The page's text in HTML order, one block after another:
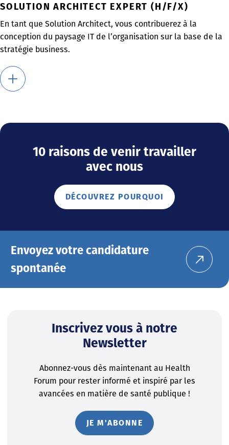
SOLUTION ARCHITECT EXPERT (H/F/X)
En tant que Solution Architect, vous contribuerez à la
conception du paysage IT de l’organisation sur la base de la
stratégie business.
10 raisons de venir travailler
avec nous
DÉCOUVREZ POURQUOI
Envoyez votre candidature
spontanée
Inscrivez vous à notre
Newsletter
Abonnez-vous dès maintenant au Health
Forum pour rester informé et inspiré par les
avancées en matière de santé publique !
JE M'ABONNE